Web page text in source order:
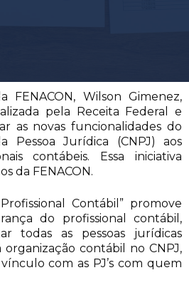
Wilson Gimenez,
pela Receita Federal e
as novas funcionalidades do
Pessoa Jurídica (CNPJ) aos
contábeis. Essa iniciativa
da FENACON.
Contábil” promove
do profissional contábil,
todas as pessoas jurídicas
contábil no CNPJ,
com as PJ’s com quem